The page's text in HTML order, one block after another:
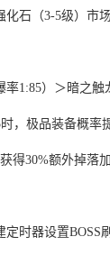
化石（3-5级）市
1:85）＞暗之触
，极品装备概率
得30%额外掉落
时器设置BOSS